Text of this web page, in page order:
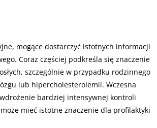
mogące dostarczyć istotnych informacji
Coraz częściej podkreśla się znaczenie
szczególnie w przypadku rodzinnego
lub hipercholesterolemii. Wczesna
bardziej intensywnej kontroli
mieć istotne znaczenie dla profilaktyki